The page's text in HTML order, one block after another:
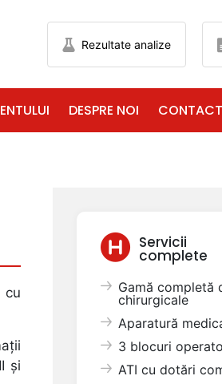
Rezultate analize
DESPRE NOI CONTACT
cu
şi
Servicii
complete
Gamă completă
chirurgicale
Aparatură
3 blocuri
ATI cu dotări